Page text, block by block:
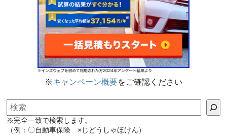
※キャンペーン概要をご確認ください
検索
※完全一致で検索します。
（例：〇自動車保険 ×じどうしゃほけん）